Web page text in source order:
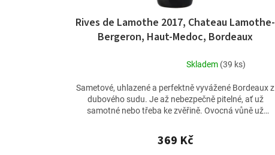
Rives de Lamothe 2017, Chateau Lamothe-
Bergeron, Haut-Medoc, Bordeaux
hodnocení
produktu
je
Skladem (39 ks)
369 Kč
Sametové, uhlazené a perfektně vyvážené Bordeaux z
dubového sudu. Je až nebezpečně pitelné, ať už
samotné nebo třeba ke zvěřině. Ovocná vůně už